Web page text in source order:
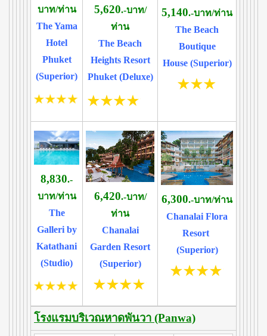
บาท/ท่าน
The Yama
Hotel
Phuket
(Superior)
5,620.-บาท/
ท่าน
The Beach
Heights Resort
Phuket (Deluxe)
5,140.-บาท/ท่าน
The Beach
Boutique
House (Superior)
8,830.-
บาท/ท่าน
The
Galleri by
Katathani
(Studio)
6,420.-บาท/
ท่าน
Chanalai
Garden Resort
(Superior)
6,300.-บาท/ท่าน
Chanalai Flora
Resort
(Superior)
โรงแรมบริเวณหาดพันวา (Panwa)